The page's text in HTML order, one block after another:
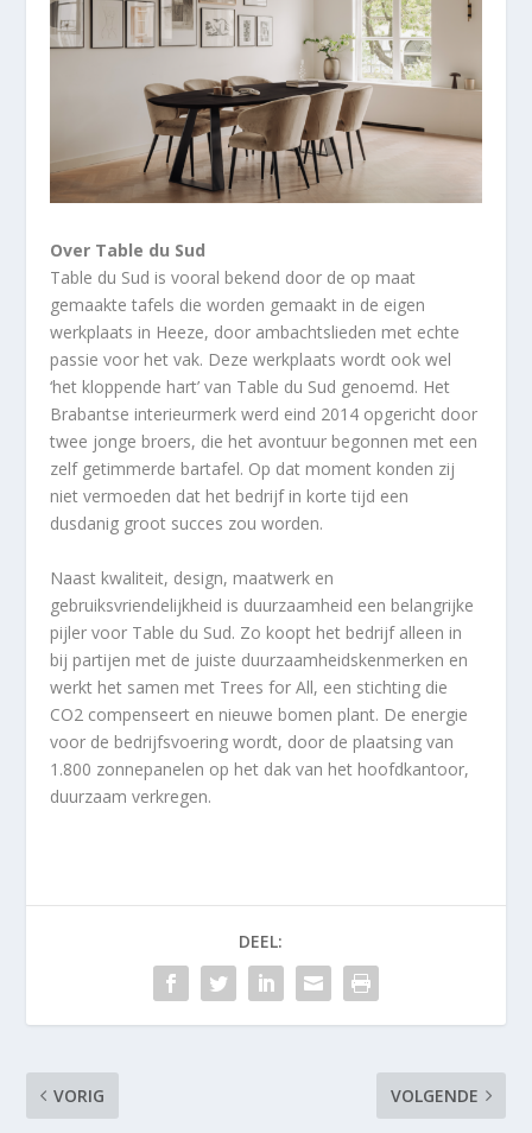
Over Table du Sud
Table du Sud is vooral bekend door de op maat
gemaakte tafels die worden gemaakt in de eigen
werkplaats in Heeze, door ambachtslieden met echte
passie voor het vak. Deze werkplaats wordt ook wel
‘het kloppende hart’ van Table du Sud genoemd. Het
Brabantse interieurmerk werd eind 2014 opgericht door
twee jonge broers, die het avontuur begonnen met een
zelf getimmerde bartafel. Op dat moment konden zij
niet vermoeden dat het bedrijf in korte tijd een
dusdanig groot succes zou worden.
Naast kwaliteit, design, maatwerk en
gebruiksvriendelijkheid is duurzaamheid een belangrijke
pijler voor Table du Sud. Zo koopt het bedrijf alleen in
bij partijen met de juiste duurzaamheidskenmerken en
werkt het samen met Trees for All, een stichting die
CO2 compenseert en nieuwe bomen plant. De energie
voor de bedrijfsvoering wordt, door de plaatsing van
1.800 zonnepanelen op het dak van het hoofdkantoor,
duurzaam verkregen.
DEEL:
VORIG VOLGENDE